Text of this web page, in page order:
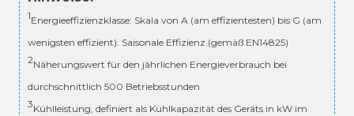
1Energieeffizienzklasse: Skala von A (am effizientesten) bis G (am
wenigsten effizient). Saisonale Effizienz (gemäß EN14825)
2Näherungswert für den jährlichen Energieverbrauch bei
durchschnittlich 500 Betriebsstunden
3Kühlleistung, definiert als Kühlkapazität des Geräts in kW im